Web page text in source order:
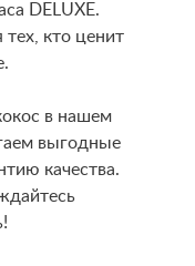
DELUXE.
кто ценит
в нашем
выгодные
качества.